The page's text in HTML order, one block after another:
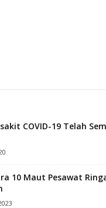
COVID-19 Telah
10 Maut Pesawat